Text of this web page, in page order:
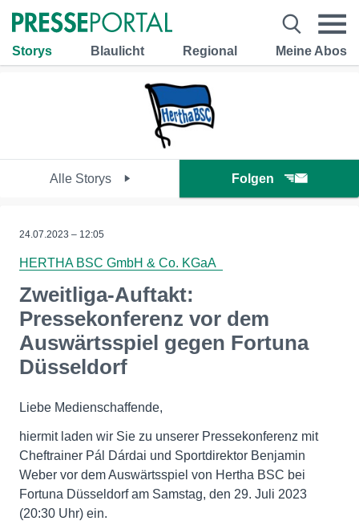
Storys Blaulicht Regional Meine Abos
Alle Storys Folgen
24.07.2023 – 12:05
HERTHA BSC GmbH & Co. KGaA
Zweitliga-Auftakt:
Pressekonferenz vor dem
Auswärtsspiel gegen Fortuna
Düsseldorf
Liebe Medienschaffende,
hiermit laden wir Sie zu unserer Pressekonferenz mit
Cheftrainer Pál Dárdai und Sportdirektor Benjamin
Weber vor dem Auswärtsspiel von Hertha BSC bei
Fortuna Düsseldorf am Samstag, den 29. Juli 2023
(20:30 Uhr) ein.